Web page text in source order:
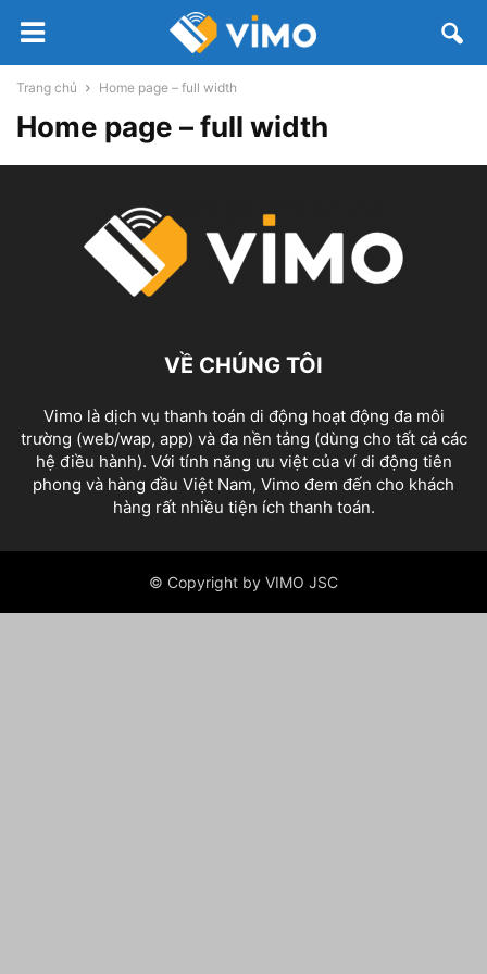
Trang chủ Home page – full width
Home page – full width
VỀ CHÚNG TÔI
Vimo là dịch vụ thanh toán di động hoạt động đa môi
trường (web/wap, app) và đa nền tảng (dùng cho tất cả các
hệ điều hành). Với tính năng ưu việt của ví di động tiên
phong và hàng đầu Việt Nam, Vimo đem đến cho khách
hàng rất nhiều tiện ích thanh toán.
© Copyright by VIMO JSC